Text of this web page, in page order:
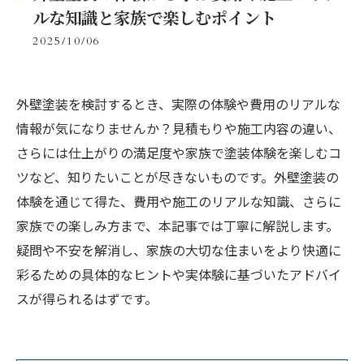
ルな知識と家族で楽しむポイント
2025/10/06
外壁塗装を検討するとき、実際の体験や費用のリアルな
情報が気になりませんか？見積もりや施工内容の違い、
さらには仕上がりの満足度や家族で塗装体験を楽しむコ
ツなど、知りたいことが尽きないものです。外壁塗装の
体験を通じて得た、費用や施工のリアルな知識、さらに
家族での楽しみ方まで、本記事では丁寧に解説します。
疑問や不安を解消し、家族の大切な住まいをより快適に
彩るための具体的なヒントや実体験に基づいたアドバイ
スが得られるはずです。